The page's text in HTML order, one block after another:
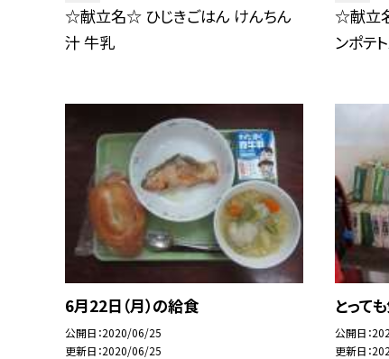
☆献立名☆ ひじきごはん けんちん
汁 牛乳
☆献立
ンポテ
6月22日（月）の給食
公開日 2020/06/25
更新日 2020/06/25
とって
公開日
更新日